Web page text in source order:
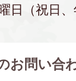
日（祝日
お問い合